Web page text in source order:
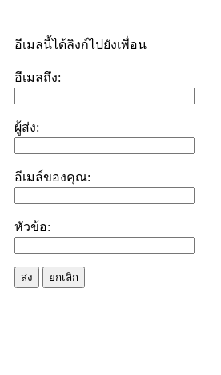
อีเมลนี้ได้ลิงก์ไปยังเพื่อน
อีเมลถึง:
ผู้ส่ง:
อีเมล์ของคุณ:
หัวข้อ:
ส่ง ยกเลิก